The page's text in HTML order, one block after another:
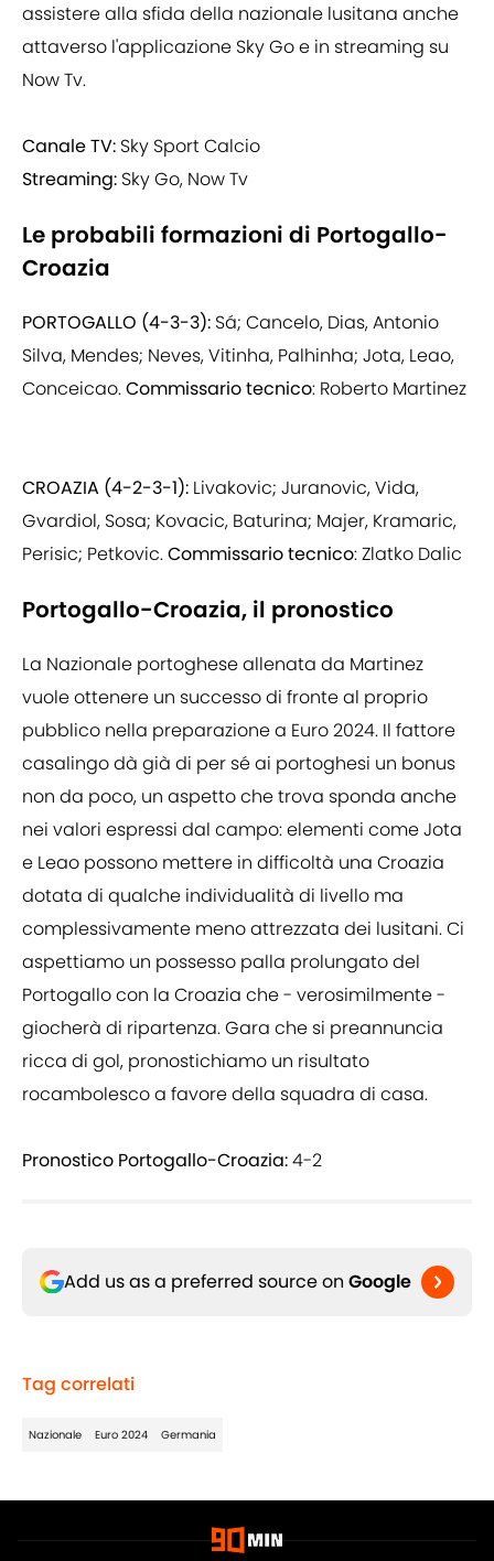
assistere alla sfida della nazionale lusitana anche
attaverso l'applicazione Sky Go e in streaming su
Now Tv.
Canale TV: Sky Sport Calcio
Streaming: Sky Go, Now Tv
Le probabili formazioni di Portogallo-
Croazia
PORTOGALLO (4-3-3): Sá; Cancelo, Dias, Antonio
Silva, Mendes; Neves, Vitinha, Palhinha; Jota, Leao,
Conceicao.Commissario tecnico: Roberto Martinez
CROAZIA (4-2-3-1): Livakovic; Juranovic, Vida,
Gvardiol, Sosa; Kovacic, Baturina; Majer, Kramaric,
Perisic; Petkovic.Commissario tecnico: Zlatko Dalic
Portogallo-Croazia, il pronostico
La Nazionale portoghese allenata da Martinez
vuole ottenere un successo di fronte al proprio
pubblico nella preparazione a Euro 2024. Il fattore
casalingo dà già di per sé ai portoghesi un bonus
non da poco, un aspetto che trova sponda anche
nei valori espressi dal campo: elementi come Jota
e Leao possono mettere in difficoltà una Croazia
dotata di qualche individualità di livello ma
complessivamente meno attrezzata dei lusitani. Ci
aspettiamo un possesso palla prolungato del
Portogallo con la Croazia che - verosimilmente -
giocherà di ripartenza. Gara che si preannuncia
ricca di gol, pronostichiamo un risultato
rocambolesco a favore della squadra di casa.
Pronostico Portogallo-Croazia:4-2
Add us as a preferred source on Google
Tag correlati
Nazionale Euro 2024 Germania